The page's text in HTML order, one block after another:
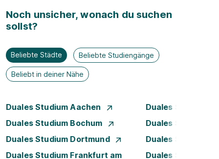
Noch unsicher, wonach du suchen
sollst?
Beliebte Städte Beliebte Studiengänge
Beliebt in deiner Nähe
Duales Studium Aachen
Duales Studium
Duales Studium Bochum
Duales Studium
Duales Studium Dortmund
Duales Studium
Duales Studium Frankfurt am
Duales Studium